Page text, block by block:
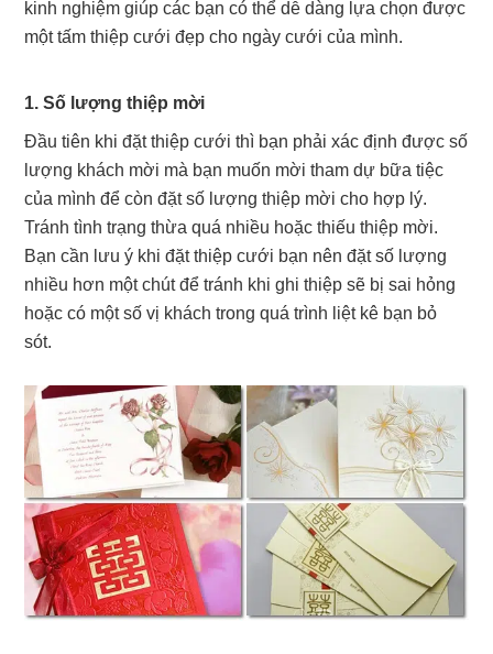
kinh nghiệm giúp các bạn có thể dễ dàng lựa chọn được
một tấm thiệp cưới đẹp cho ngày cưới của mình.
1. Số lượng thiệp mời
Đầu tiên khi đặt thiệp cưới thì bạn phải xác định được số
lượng khách mời mà bạn muốn mời tham dự bữa tiệc
của mình để còn đặt số lượng thiệp mời cho hợp lý.
Tránh tình trạng thừa quá nhiều hoặc thiếu thiệp mời.
Bạn cần lưu ý khi đặt thiệp cưới bạn nên đặt số lượng
nhiều hơn một chút để tránh khi ghi thiệp sẽ bị sai hỏng
hoặc có một số vị khách trong quá trình liệt kê bạn bỏ
sót.